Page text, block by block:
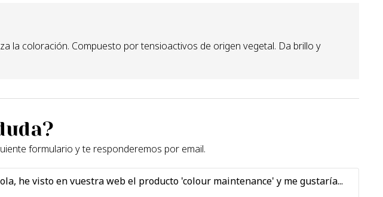
la coloración. Compuesto por tensioactivos de origen vegetal. Da brillo y
formulario y te responderemos por email.